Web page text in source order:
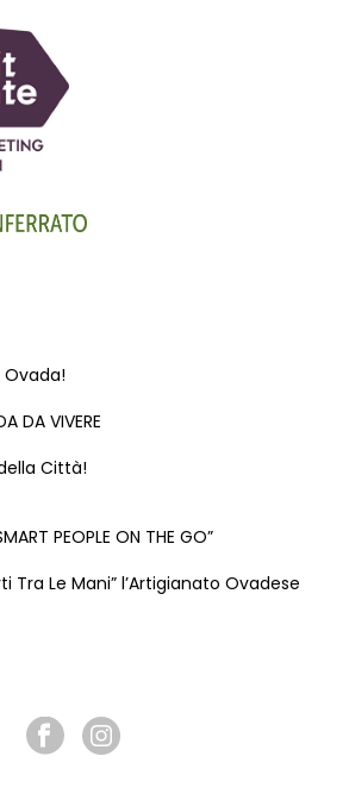
DA VIVERE
Città!
PEOPLE ON THE GO”
Tra Le Mani” l’Artigianato Ovadese